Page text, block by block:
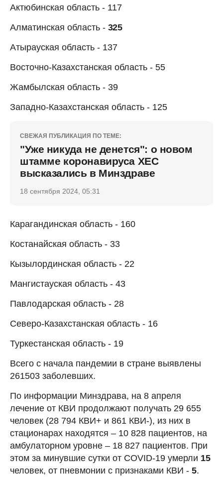
Актюбинская область - 117
Алматинская область - 325
Атырауская область - 137
Восточно-Казахстанская область - 55
Жамбылская область - 39
Западно-Казахстанская область - 125
СВЕЖАЯ ПУБЛИКАЦИЯ ПО ТЕМЕ:
"Уже никуда не денется": о новом
штамме коронавируса ХЕС
высказались в Минздраве
18 сентября 2024, 05:31
Карагандинская область - 160
Костанайская область - 33
Кызылординская область - 22
Мангистауская область - 43
Павлодарская область - 28
Северо-Казахстанская область - 16
Туркестанская область - 19
Всего с начала пандемии в стране выявлены
261503 заболевших.
По информации Минздрава, на 8 апреля
лечение от КВИ продолжают получать 29 655
человек (28 794 КВИ+ и 861 КВИ-), из них в
стационарах находятся – 10 828 пациентов, на
амбулаторном уровне – 18 827 пациентов. При
этом за минувшие сутки от COVID-19 умерли 15
человек, от пневмонии с признаками КВИ - 5.